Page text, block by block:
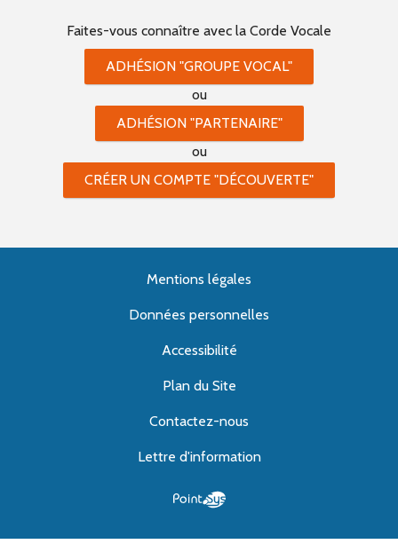
Faites-vous connaître avec la Corde Vocale
ADHÉSION "GROUPE VOCAL"
ou
ADHÉSION "PARTENAIRE"
ou
CRÉER UN COMPTE "DÉCOUVERTE"
Mentions légales
Données personnelles
Accessibilité
Plan du Site
Contactez-nous
Lettre d'information